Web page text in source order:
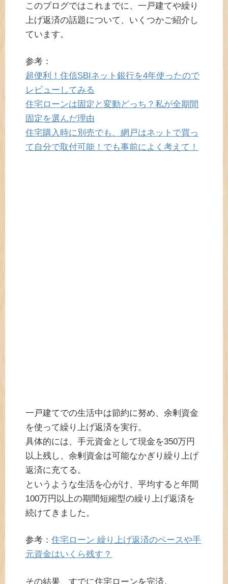
このブログではこれまでに、一戸建てや繰り
上げ返済の話題について、いくつかご紹介し
ています。
参考：
超便利！住信SBIネット銀行を4年使ったので
レビューしてみる
住宅ローンは固定と変動どっち？私が全期間
固定を選んだ理由
住宅購入時に別売でも、網戸はネットで買っ
て自分で取付可能！でも事前によく考えて！
一戸建てでの生活中は節約に努め、余剰資金
を使って繰り上げ返済を実行。
具体的には、手元資金として現金を350万円
以上残し、余剰資金は可能なかぎり繰り上げ
返済に充てる。
というような生活を心がけ、平均すると年間
100万円以上の期間短縮型の繰り上げ返済を
続けてきました。
参考： 住宅ローン 繰り上げ返済のペースや手
元資金はいくら残す？
その結果、すでに住宅ローンを完済。